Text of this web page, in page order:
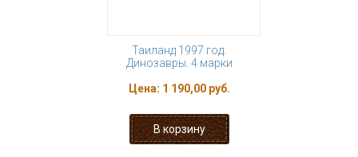
Таиланд 1997 год.
Динозавры. 4 марки
Цена: 1 190,00 руб.